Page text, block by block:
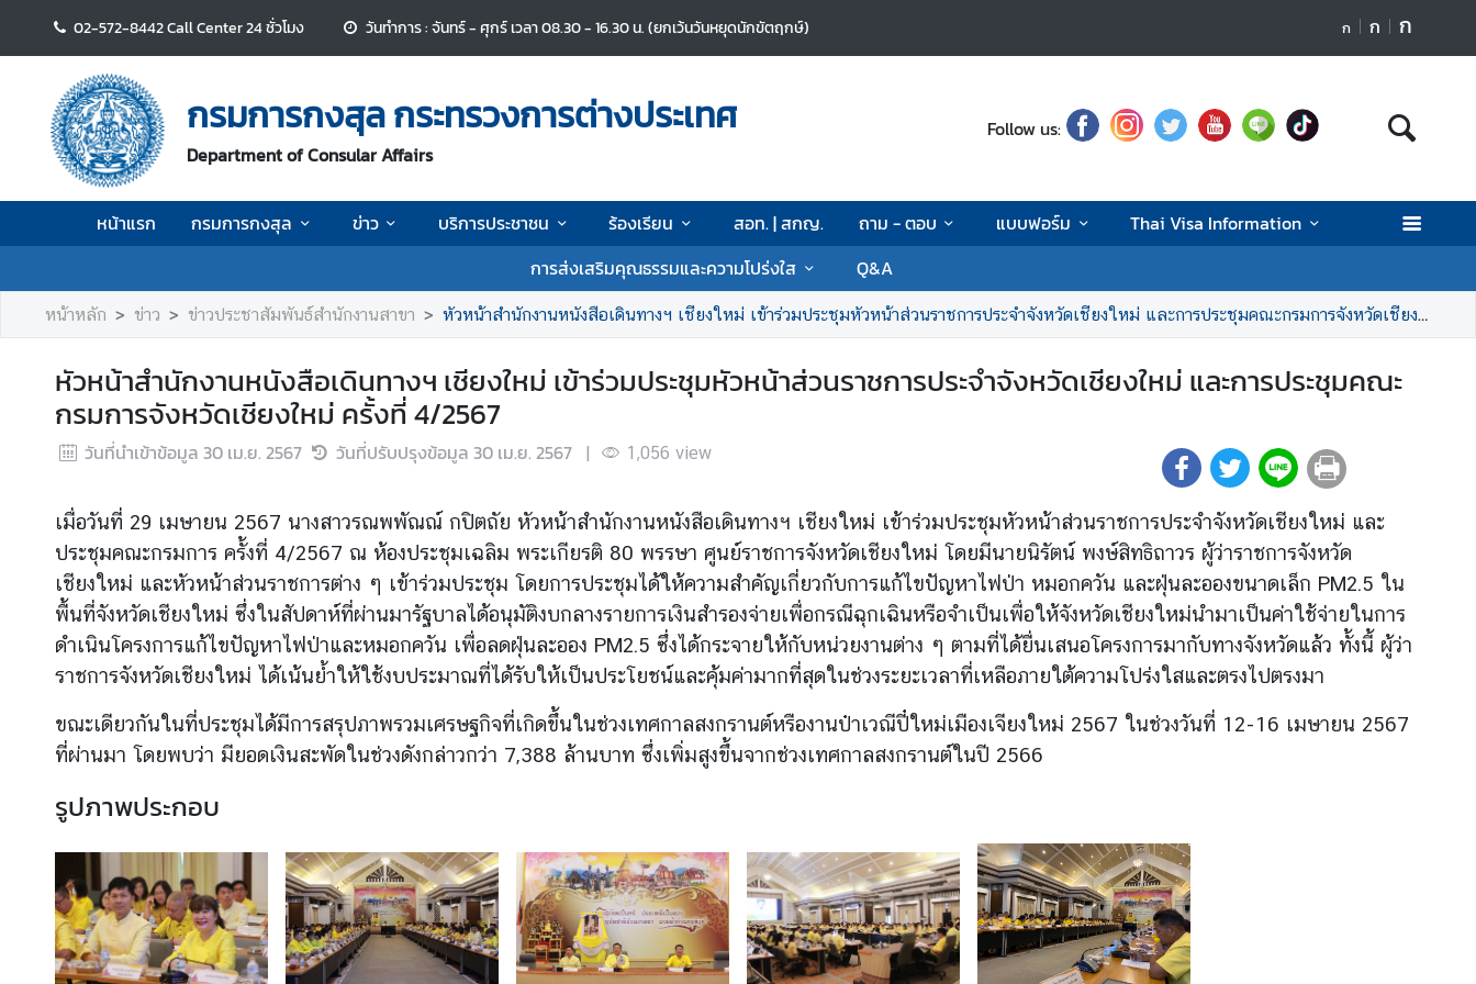
02-572-8442 Call Center 24 ชั่วโมง วันทำการ : จันทร์ - ศุกร์ เวลา 08.30 - 16.30 น. (ยกเว้นวันหยุดนักขัตฤกษ์) ก ก ก
กรมการกงสุล กระทรวงการต่างประเทศ
Department of Consular Affairs
Follow us:
หน้าแรก กรมการกงสุล ข่าว บริการประชาชน ร้องเรียน สอท. | สกญ. ถาม - ตอบ แบบฟอร์ม
Thai Visa Information
การส่งเสริมคุณธรรมและความโปร่งใส
Q&A
น้
า
แ
ก
ก
ม
ก
ร
ก
สุ
ข่
า
ว
บ
ก
า
ป
ช
า
ช
น
หน้าหลัก ข่าว ข่าวประชาสัมพันธ์สำนักงานสาขา หัวหน้าสำนักงานหนังสือเดินทางฯ เชียงใหม่ เข้าร่วมประชุมหัวหน้าส่วนราชการประจำจังหวัดเชียงใหม่ และการประชุมคณะกรมการจังหวัดเชียงใหม่ ครั้งที่ 4/2567
หัวหน้าสำนักงานหนังสือเดินทางฯ เชียงใหม่ เข้าร่วมประชุมหัวหน้าส่วนราชการประจำจังหวัดเชียงใหม่ และการประชุมคณะ
กรมการจังหวัดเชียงใหม่ ครั้งที่ 4/2567
วันที่นำเข้าข้อมูล 30 เม.ย. 2567 วันที่ปรับปรุงข้อมูล 30 เม.ย. 2567 | 1,056 view
เมื่อวันที่ 29 เมษายน 2567 นางสาวรณพพัณณ์ กปิตถัย หัวหน้าสำนักงานหนังสือเดินทางฯ เชียงใหม่ เข้าร่วมประชุมหัวหน้าส่วนราชการประจำจังหวัดเชียงใหม่ และ
ประชุมคณะกรมการ ครั้งที่ 4/2567 ณ ห้องประชุมเฉลิม พระเกียรติ 80 พรรษา ศูนย์ราชการจังหวัดเชียงใหม่ โดยมีนายนิรัตน์ พงษ์สิทธิถาวร ผู้ว่าราชการจังหวัด
เชียงใหม่ และหัวหน้าส่วนราชการต่าง ๆ เข้าร่วมประชุม โดยการประชุมได้ให้ความสำคัญเกี่ยวกับการแก้ไขปัญหาไฟป่า หมอกควัน และฝุ่นละอองขนาดเล็ก PM2.5 ใน
พื้นที่จังหวัดเชียงใหม่ ซึ่งในสัปดาห์ที่ผ่านมารัฐบาลได้อนุมัติงบกลางรายการเงินสำรองจ่ายเพื่อกรณีฉุกเฉินหรือจำเป็นเพื่อให้จังหวัดเชียงใหม่นำมาเป็นค่าใช้จ่ายในการ
ดำเนินโครงการแก้ไขปัญหาไฟป่าและหมอกควัน เพื่อลดฝุ่นละออง PM2.5 ซึ่งได้กระจายให้กับหน่วยงานต่าง ๆ ตามที่ได้ยื่นเสนอโครงการมากับทางจังหวัดแล้ว ทั้งนี้ ผู้ว่า
ราชการจังหวัดเชียงใหม่ ได้เน้นย้ำให้ใช้งบประมาณที่ได้รับให้เป็นประโยชน์และคุ้มค่ามากที่สุดในช่วงระยะเวลาที่เหลือภายใต้ความโปร่งใสและตรงไปตรงมา
ขณะเดียวกันในที่ประชุมได้มีการสรุปภาพรวมเศรษฐกิจที่เกิดขึ้นในช่วงเทศกาลสงกรานต์หรืองานป๋าเวณีปี๋ใหม่เมืองเจียงใหม่ 2567 ในช่วงวันที่ 12-16 เมษายน 2567
ที่ผ่านมา โดยพบว่า มียอดเงินสะพัดในช่วงดังกล่าวกว่า 7,388 ล้านบาท ซึ่งเพิ่มสูงขึ้นจากช่วงเทศกาลสงกรานต์ในปี 2566
รูปภาพประกอบ